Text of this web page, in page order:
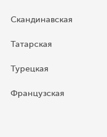
Скандинавская
Татарская
Турецкая
Французская